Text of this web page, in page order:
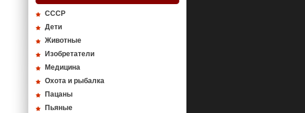
СССР
Дети
Животные
Изобретатели
Медицина
Охота и рыбалка
Пацаны
Пьяные